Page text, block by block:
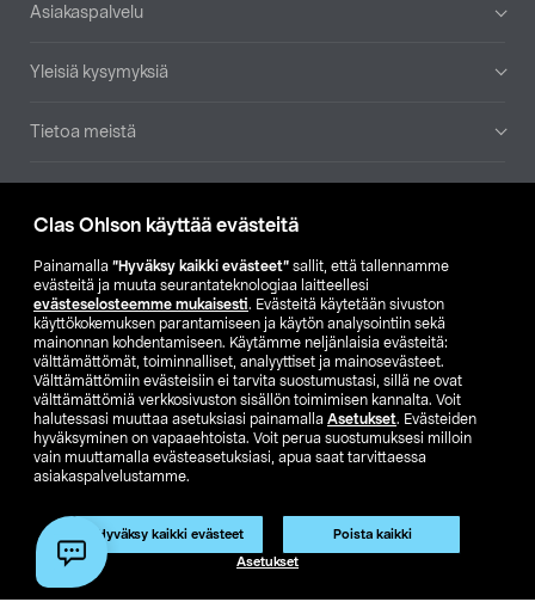
Clas Ohlson käyttää evästeitä
Painamalla ”Hyväksy kaikki evästeet” sallit, että tallennamme
evästeitä ja muuta seurantateknologiaa laitteellesi
evästeselosteemme mukaisesti. Evästeitä käytetään sivuston
käyttökokemuksen parantamiseen ja käytön analysointiin sekä
mainonnan kohdentamiseen. Käytämme neljänlaisia evästeitä:
välttämättömät, toiminnalliset, analyyttiset ja mainosevästeet.
Välttämättömiin evästeisiin ei tarvita suostumustasi, sillä ne ovat
välttämättömiä verkkosivuston sisällön toimimisen kannalta. Voit
halutessasi muuttaa asetuksiasi painamalla Asetukset. Evästeiden
hyväksyminen on vapaaehtoista. Voit perua suostumuksesi milloin
vain muuttamalla evästeasetuksiasi, apua saat tarvittaessa
asiakaspalvelustamme.
Hyväksy kaikki evästeet Poista kaikki
Asetukset
Asiakaspalvelu
Yleisiä kysymyksiä
Tietoa meistä
Etsi myymälä
SE NO FI
FI SV
Ostoehdot